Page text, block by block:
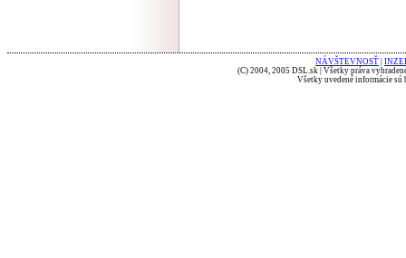
NÁVŠTEVNOSŤ
(C) 2004, 2005 DSL.sk | Všetky práva
Všetky uvedené informácie sú